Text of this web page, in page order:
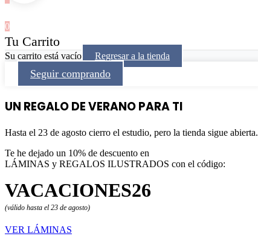
0
Tu Carrito
Su carrito está vacío Regresar a la tienda
Seguir comprando
UN REGALO DE VERANO PARA TI
Hasta el 23 de agosto cierro el estudio, pero la tienda sigue abierta.
Te he dejado un 10% de descuento en
LÁMINAS y REGALOS ILUSTRADOS con el código:
VACACIONES26
(válido hasta el 23 de agosto)
VER LÁMINAS